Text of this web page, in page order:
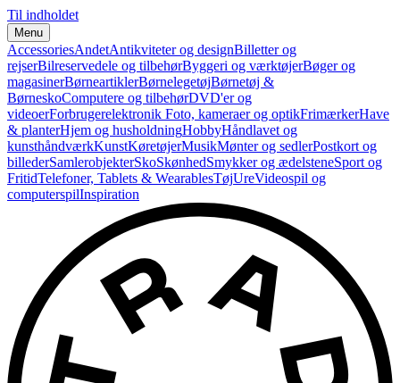
Til indholdet
Menu
AccessoriesAndetAntikviteter og designBilletter og
rejserBilreservedele og tilbehørByggeri og værktøjerBøger og
magasinerBørneartiklerBørnelegetøjBørnetøj &
BørneskoComputere og tilbehørDVD'er og
videoerForbrugerelektronik Foto, kameraer og optikFrimærkerHave
& planterHjem og husholdningHobbyHåndlavet og
kunsthåndværkKunstKøretøjerMusikMønter og sedlerPostkort og
billederSamlerobjekterSkoSkønhedSmykker og ædelsteneSport og
FritidTelefoner, Tablets & WearablesTøjUreVideospil og
computerspilInspiration